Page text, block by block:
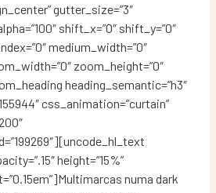
gutter_size=”3″
shift_x=”0″ shift_y=”0″
medium_width=”0″
zoom_height=”0″
heading_semantic=”h3″
css_animation=”curtain”
height=”15%”
numa dark